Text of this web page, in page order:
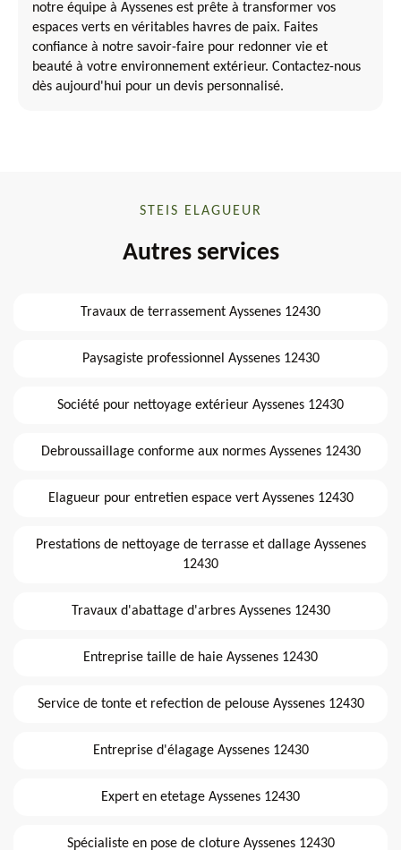
notre équipe à Ayssenes est prête à transformer vos
espaces verts en véritables havres de paix. Faites
confiance à notre savoir-faire pour redonner vie et
beauté à votre environnement extérieur. Contactez-nous
dès aujourd'hui pour un devis personnalisé.
STEIS ELAGUEUR
Autres services
Travaux de terrassement Ayssenes 12430
Paysagiste professionnel Ayssenes 12430
Société pour nettoyage extérieur Ayssenes 12430
Debroussaillage conforme aux normes Ayssenes 12430
Elagueur pour entretien espace vert Ayssenes 12430
Prestations de nettoyage de terrasse et dallage Ayssenes
12430
Travaux d'abattage d'arbres Ayssenes 12430
Entreprise taille de haie Ayssenes 12430
Service de tonte et refection de pelouse Ayssenes 12430
Entreprise d'élagage Ayssenes 12430
Expert en etetage Ayssenes 12430
Spécialiste en pose de cloture Ayssenes 12430